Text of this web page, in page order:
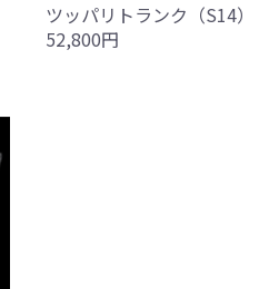
ツッパリトランク（S14）
52,800円